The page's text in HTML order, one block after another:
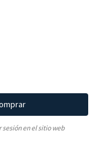
sesión en el sitio web